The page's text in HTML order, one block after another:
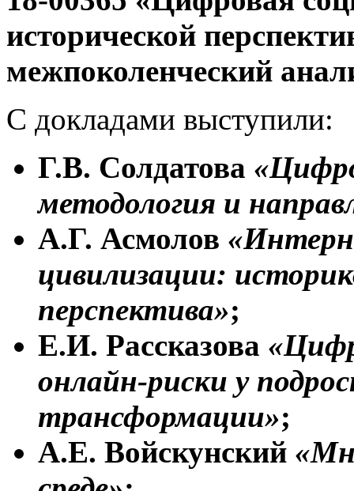
исторической
межпоколенческий
С докладами выступили:
Г.В. Солдатова
методология и
А.Г. Асмолов
цивилизации:
перспектива»;
Е.И. Рассказова
онлайн-риски у
трансформации»;
А.Е. Войскунский